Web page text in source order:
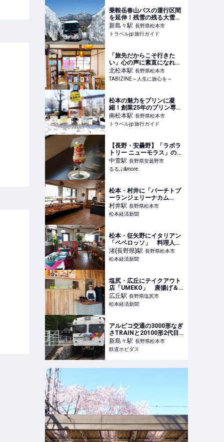
乗鞍岳春山バスの運行区間
を延伸！残雪の残る大雪渓
まで運行 | 長野県 | トラベル
jp 旅行ガイド
新島々駅 長野県松本市
トラベルjp 旅行ガイド
「旅先だからこそ行きた
い」心の声に素直になれる
カフェ『哲学と甘いも
の。』│長野・松本 |
TABIZINE～人生に旅心を
北松本駅 長野県松本市
TABIZINE～人生に旅心を～
松本の魅力をプリンに凝
縮！創業25年のプリン専門
店が「松本プリン」5種を
販売スタート | 長野県 | トラ
ベルjp 旅行ガイド
南松本駅 長野県松本市
トラベルjp 旅行ガイド
【長野・安曇野】「ラボラ
トリー ニューモラス」のパ
フェは芸術品！お箸で食べ
るサブレをみやげに！｜る
るぶ&more.
中萱駅 長野県安曇野市
るるぶ&more.
松本・村井に「バーチトブ
ーランジェリーナカム
ラ」 塩尻の老舗パン店が
出店
村井駅 長野県松本市
松本経済新聞
松本・征矢野にイタリアン
「ペペロッソ」 料理人歴
40年の店主が再出発
渚(長野県)駅 長野県松本市
松本経済新聞
塩尻・広丘にテイクアウト
店「UMEKO」 唐揚げ＆
まぜご飯、「祖母の優しい
味を」
広丘駅 長野県塩尻市
松本経済新聞
アルピコ交通の3000形なぎ
さTRAINと20100形2代目
なぎさTRAINの並びが実現
| 鉄道ホビダス
新島々駅 長野県松本市
鉄道ホビダス